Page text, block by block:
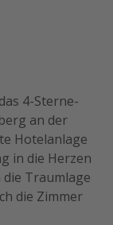
4-Sterne-
an der
Hotelanlage
in die Herzen
Traumlage
die Zimmer